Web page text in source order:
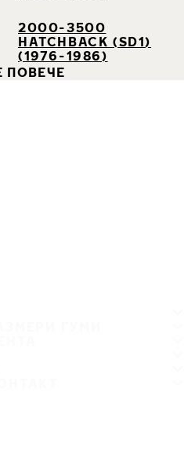
2000-3500
HATCHBACK (SD1)
(1976-1986)
ПОВЕЧЕ